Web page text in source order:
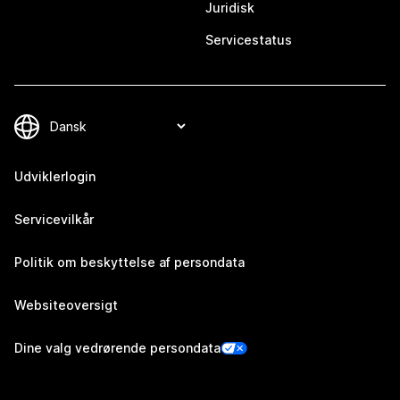
Juridisk
Servicestatus
Udviklerlogin
Servicevilkår
Politik om beskyttelse af persondata
Websiteoversigt
Dine valg vedrørende persondata